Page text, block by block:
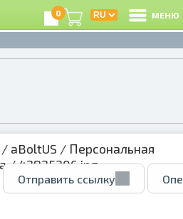
0 МЕНЮ
aBoltUS / Персональная
/ 42825306.jpg
Отправить ссылку